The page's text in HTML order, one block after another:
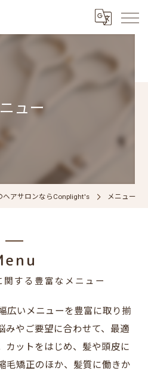
ュー
ヘアサロンならConplight's メニュー
関する豊富なメニュー
広いメニューを豊富に取り揃
みやご要望に合わせて、最適
カットをはじめ、髪や頭皮に
毛矯正のほか、髪質に働きか